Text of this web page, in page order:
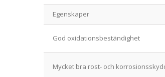
Egenskaper
God oxidationsbeständighet
Mycket bra rost- och